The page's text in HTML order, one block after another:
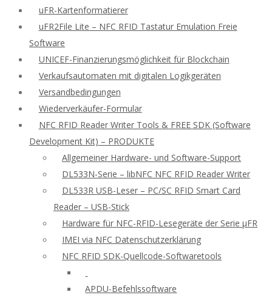
uFR-Kartenformatierer
uFR2File Lite – NFC RFID Tastatur Emulation Freie
Software
UNICEF-Finanzierungsmöglichkeit für Blockchain
Verkaufsautomaten mit digitalen Logikgeräten
Versandbedingungen
Wiederverkäufer-Formular
NFC RFID Reader Writer Tools & FREE SDK (Software
Development Kit) – PRODUKTE
Allgemeiner Hardware- und Software-Support
DL533N-Serie – libNFC NFC RFID Reader Writer
DL533R USB-Leser – PC/SC RFID Smart Card
Reader – USB-Stick
Hardware für NFC-RFID-Lesegeräte der Serie μFR
IMEI via NFC Datenschutzerklärung
NFC RFID SDK-Quellcode-Softwaretools
APDU-Befehlssoftware